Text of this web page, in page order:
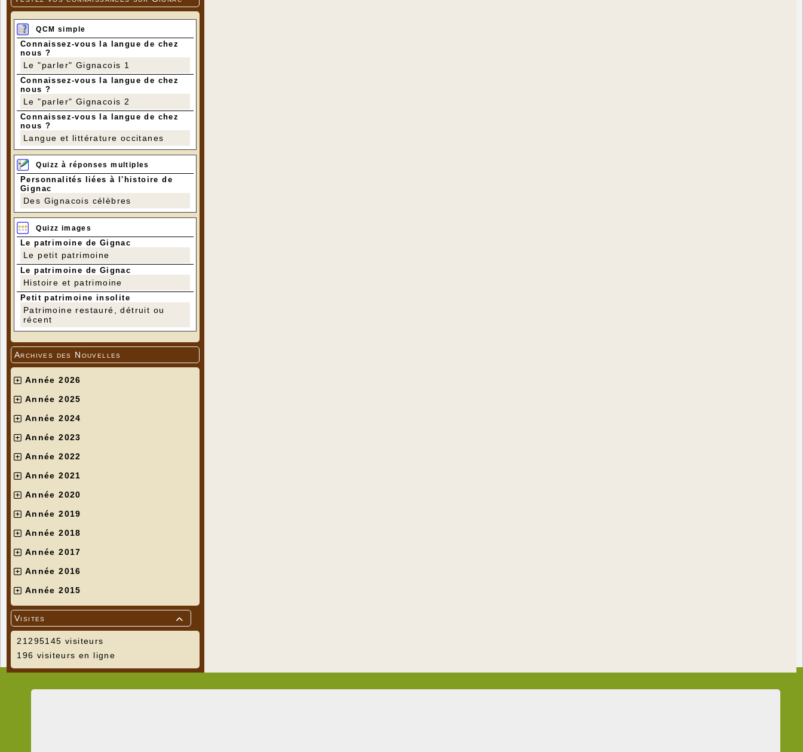
QCM simple
Connaissez-vous la langue de chez
nous ?
Le "parler" Gignacois 1
Connaissez-vous la langue de chez
nous ?
Le "parler" Gignacois 2
Connaissez-vous la langue de chez
nous ?
Langue et littérature occitanes
Quizz à réponses multiples
Personnalités liées à l'histoire de
Gignac
Des Gignacois célèbres
Quizz images
Le patrimoine de Gignac
Le petit patrimoine
Le patrimoine de Gignac
Histoire et patrimoine
Petit patrimoine insolite
Patrimoine restauré, détruit ou
récent
Archives des Nouvelles
Année 2026
Année 2025
Année 2024
Année 2023
Année 2022
Année 2021
Année 2020
Année 2019
Année 2018
Année 2017
Année 2016
Année 2015

Visites
21295145 visiteurs
196 visiteurs en ligne